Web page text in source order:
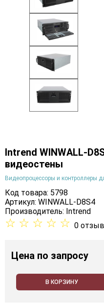
Intrend WINWALL-
видеостены
Видеопроцессоры и контроллеры
Код товара: 5798
Артикул: WINWALL-D8S4
Производитель: Intrend
☆ ☆ ☆ ☆ ☆ 0
Цена по запросу
В КОРЗИНУ